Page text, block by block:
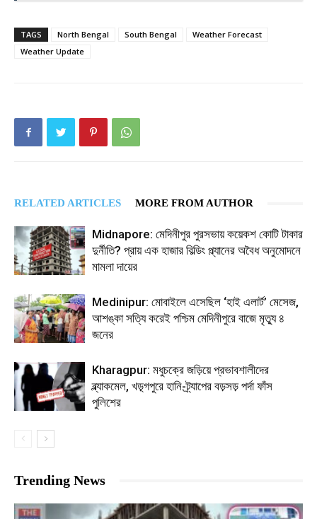
TAGS North Bengal South Bengal
Weather Forecast
Weather Update
RELATED ARTICLES MORE FROM AUTHOR
Midnapore: মেদিনীপুর পুরসভায় কয়েকশ কোটি টাকার
দুর্নীতি? প্রায় এক হাজার বিল্ডিং প্ল্যানের অবৈধ অনুমোদনে
মামলা দায়ের
Medinipur: মোবাইলে এসেছিল ‘হাই এলার্ট’ মেসেজ,
আশঙ্কা সত্যি করেই পশ্চিম মেদিনীপুরে বাজে মৃত্যু ৪
জনের
Kharagpur: মধুচক্রে জড়িয়ে প্রভাবশালীদের
ব্ল্যাকমেল, খড়্গপুরে হানি-ট্র্যাপের বড়সড় পর্দা ফাঁস
পুলিশের
Trending News